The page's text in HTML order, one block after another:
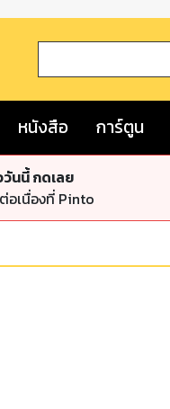
หนังสือ การ์ตูน
นนี้ กดเลย
อเนื่องที่ Pinto